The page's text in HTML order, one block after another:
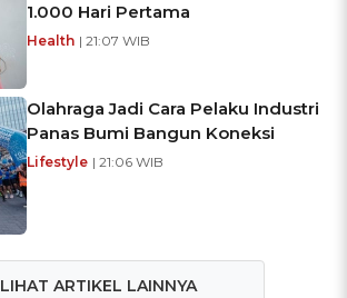
1.000 Hari Pertama
Health | 21:07 WIB
Olahraga Jadi Cara Pelaku Industri
Panas Bumi Bangun Koneksi
Lifestyle | 21:06 WIB
LIHAT ARTIKEL LAINNYA